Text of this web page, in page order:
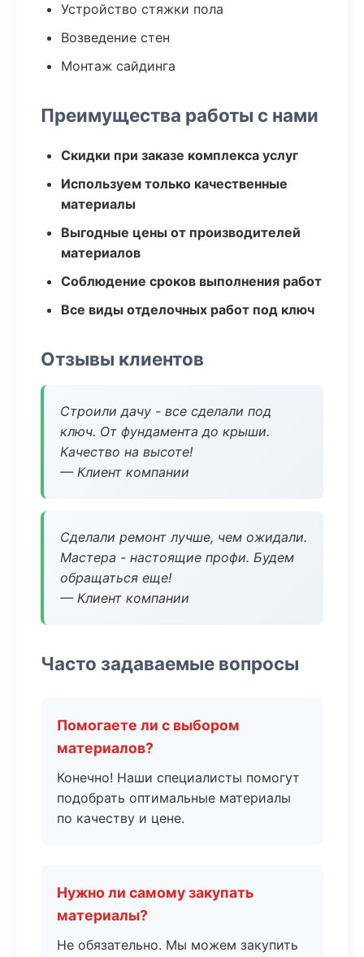
Устройство стяжки пола
Возведение стен
Монтаж сайдинга
Преимущества работы с нами
Скидки при заказе комплекса услуг
Используем только качественные
материалы
Выгодные цены от производителей
материалов
Соблюдение сроков выполнения работ
Все виды отделочных работ под ключ
Отзывы клиентов
Строили дачу - все сделали под
ключ. От фундамента до крыши.
Качество на высоте!
— Клиент компании
Сделали ремонт лучше, чем ожидали.
Мастера - настоящие профи. Будем
обращаться еще!
— Клиент компании
Часто задаваемые вопросы
Помогаете ли с выбором
материалов?
Конечно! Наши специалисты помогут
подобрать оптимальные материалы
по качеству и цене.
Нужно ли самому закупать
материалы?
Не обязательно. Мы можем закупить